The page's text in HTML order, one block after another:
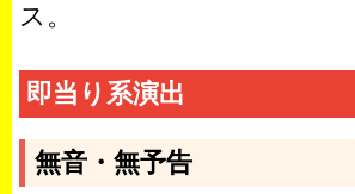
ス。
即当り系演出
無音・無予告